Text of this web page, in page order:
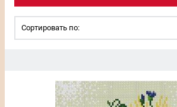
Сортировать по: